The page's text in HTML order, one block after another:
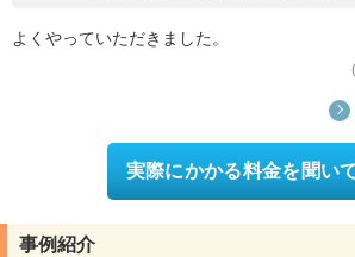
よくやっていただきました。
実際にかかる料金を聞い
事例紹介